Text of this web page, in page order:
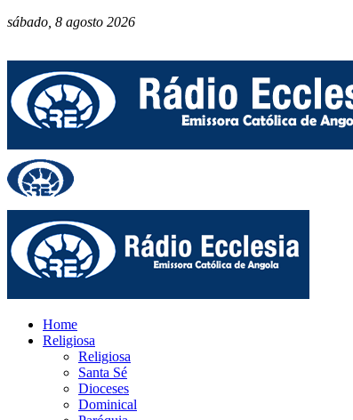
sábado, 8 agosto 2026
Home
Religiosa
Religiosa
Santa Sé
Dioceses
Dominical